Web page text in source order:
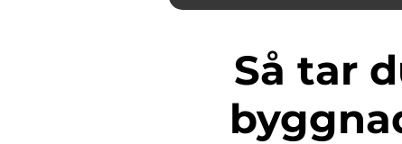
Så tar du din karriär som